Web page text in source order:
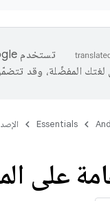
لغتك المفضّلة، وقد
Essentials
على